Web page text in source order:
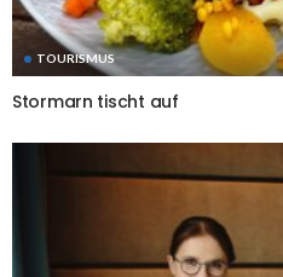
TOURISMUS
Stormarn tischt auf